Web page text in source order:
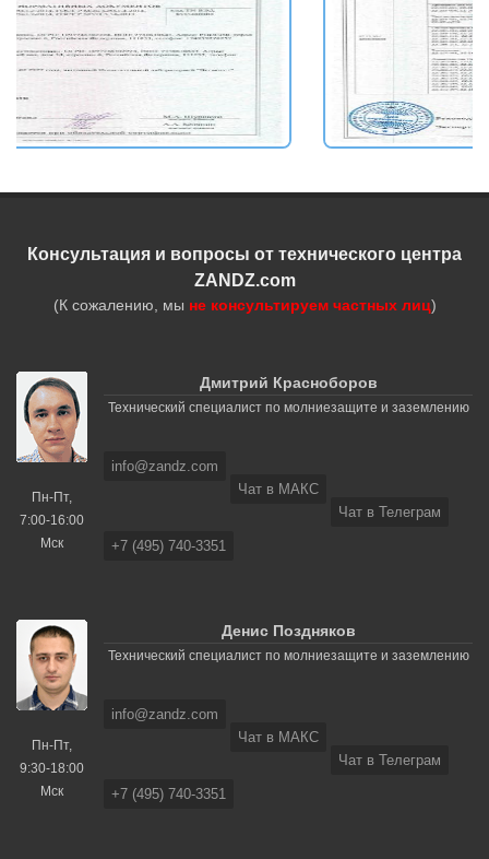
Консультация и вопросы от технического центра
ZANDZ.com
(К сожалению, мы не консультируем частных лиц)
Пн-Пт,
7:00-16:00
Мск
Дмитрий Красноборов
Технический специалист по молниезащите и заземлению
info@zandz.com
Чат в МАКС
Чат в Телеграм
+7 (495) 740-3351
Пн-Пт,
9:30-18:00
Мск
Денис Поздняков
Технический специалист по молниезащите и заземлению
info@zandz.com
Чат в МАКС
Чат в Телеграм
+7 (495) 740-3351